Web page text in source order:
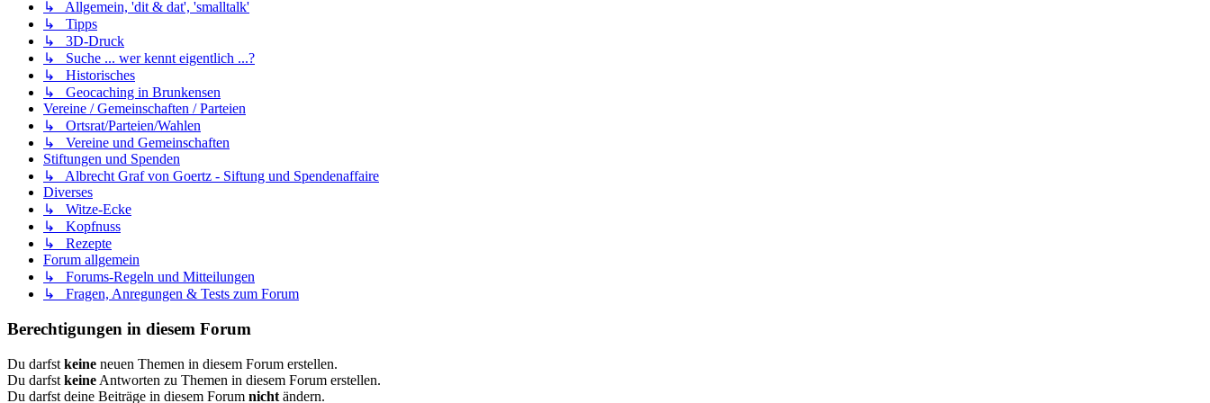
↳ Allgemein, 'dit & dat', 'smalltalk'
↳ Tipps
↳ 3D-Druck
↳ Suche ... wer kennt eigentlich ...?
↳ Historisches
↳ Geocaching in Brunkensen
Vereine / Gemeinschaften / Parteien
↳ Ortsrat/Parteien/Wahlen
↳ Vereine und Gemeinschaften
Stiftungen und Spenden
↳ Albrecht Graf von Goertz - Siftung und Spendenaffaire
Diverses
↳ Witze-Ecke
↳ Kopfnuss
↳ Rezepte
Forum allgemein
↳ Forums-Regeln und Mitteilungen
↳ Fragen, Anregungen & Tests zum Forum
Berechtigungen in diesem Forum
Du darfst keine neuen Themen in diesem Forum erstellen.
Du darfst keine Antworten zu Themen in diesem Forum erstellen.
Du darfst deine Beiträge in diesem Forum nicht ändern.